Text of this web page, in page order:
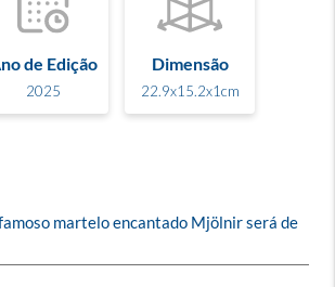
de Edição
2025
Dimensão
22.9x15.2x1cm
martelo encantado Mjölnir será de